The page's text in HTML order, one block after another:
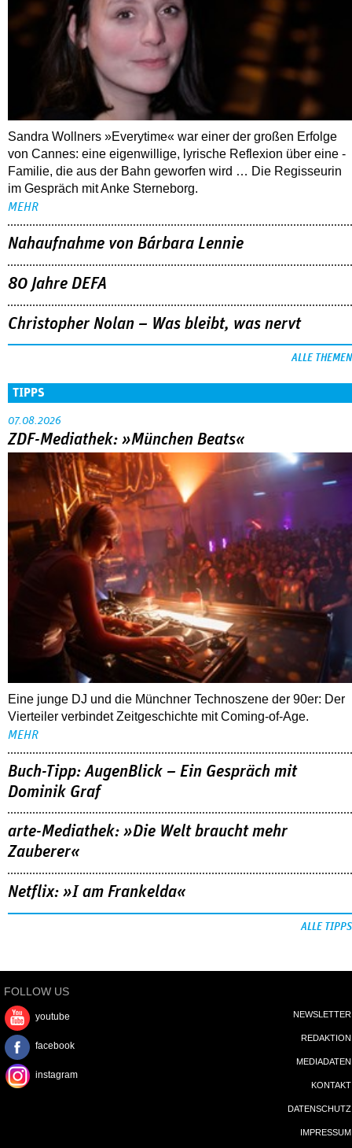
Sandra Wollners »Everytime« war einer der großen Erfolge
von Cannes: eine eigenwillige, lyrische Reflexion über eine ­
Familie, die aus der Bahn geworfen wird … Die Regisseurin
im Gespräch mit Anke Sterneborg.
MEHR
Nahaufnahme von Bárbara Lennie
80 Jahre DEFA
Christopher Nolan – Was bleibt, was nervt
ALLE THEMEN
TIPPS
07.08.2026
ZDF-Mediathek: »München Beats«
Eine junge DJ und die Münchner Technoszene der 90er: Der
Vierteiler verbindet Zeitgeschichte mit Coming-of-Age.
MEHR
Buch-Tipp: AugenBlick – Ein Gespräch mit
Dominik Graf
arte-Mediathek: »Die Welt braucht mehr
Zauberer«
Netflix: »I am Frankelda«
ALLE TIPPS
FOLLOW US
youtube
facebook
instagram
NEWSLETTER
REDAKTION
MEDIADATEN
KONTAKT
DATENSCHUTZ
IMPRESSUM